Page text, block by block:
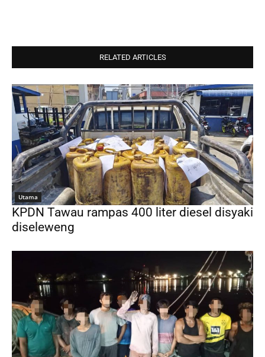
RELATED ARTICLES
Utama
KPDN Tawau rampas 400 liter diesel disyaki
diseleweng